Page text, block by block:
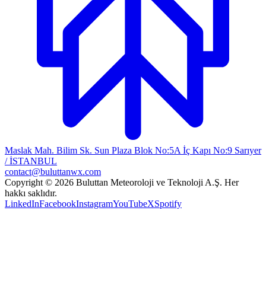
Maslak Mah. Bilim Sk. Sun Plaza Blok No:5A İç Kapı No:9 Sarıyer
/ İSTANBUL
contact@buluttanwx.com
Copyright © 2026 Buluttan Meteoroloji ve Teknoloji A.Ş. Her
hakkı saklıdır.
LinkedInFacebookInstagramYouTubeXSpotify